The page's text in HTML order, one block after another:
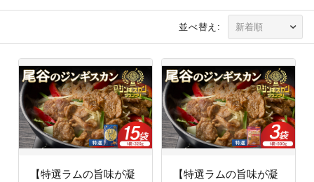
並べ替え:
【特選ラムの旨味が凝
【特選ラムの旨味が凝